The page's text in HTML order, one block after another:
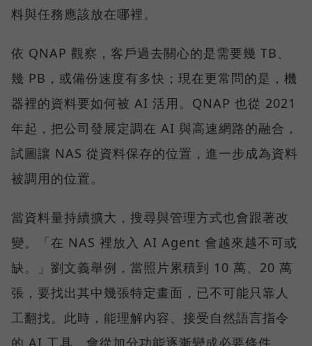
料與任務應該放在哪裡。
依 QNAP 觀察，客戶過去關心的是需要幾 TB、
幾 PB，或備份速度有多快；現在更常問的是，機
器裡的資料要如何被 AI 活用。QNAP 也從 2021
年起，把公司發展定調在 AI 與高速網路的融合，
試圖讓 NAS 從資料保存的位置，進一步成為資料
被調用的位置。
當資料量持續擴大，搜尋與管理方式也會跟著改
變。「在 NAS 裡放入 AI Agent 會越來越不可或
缺。」劉文義舉例，當照片累積到 10 萬、20 萬
張，要找出其中幾張特定畫面，已不可能只靠人
工翻找。此時，能理解內容、接受自然語言指令
的 AI 工具，會從加分功能逐漸變成必要條件。